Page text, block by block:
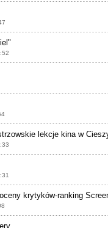
lekcje kina w
krytyków-ranking